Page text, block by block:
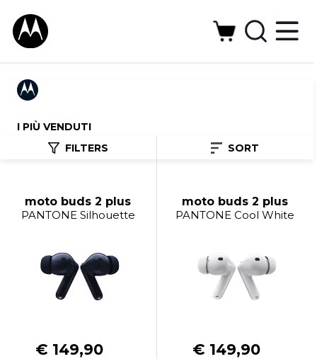
I PIÙ VENDUTI
FILTERS
SORT
moto buds 2 plus
PANTONE Silhouette
€ 149,90
moto buds 2 plus
PANTONE Cool White
€ 149,90